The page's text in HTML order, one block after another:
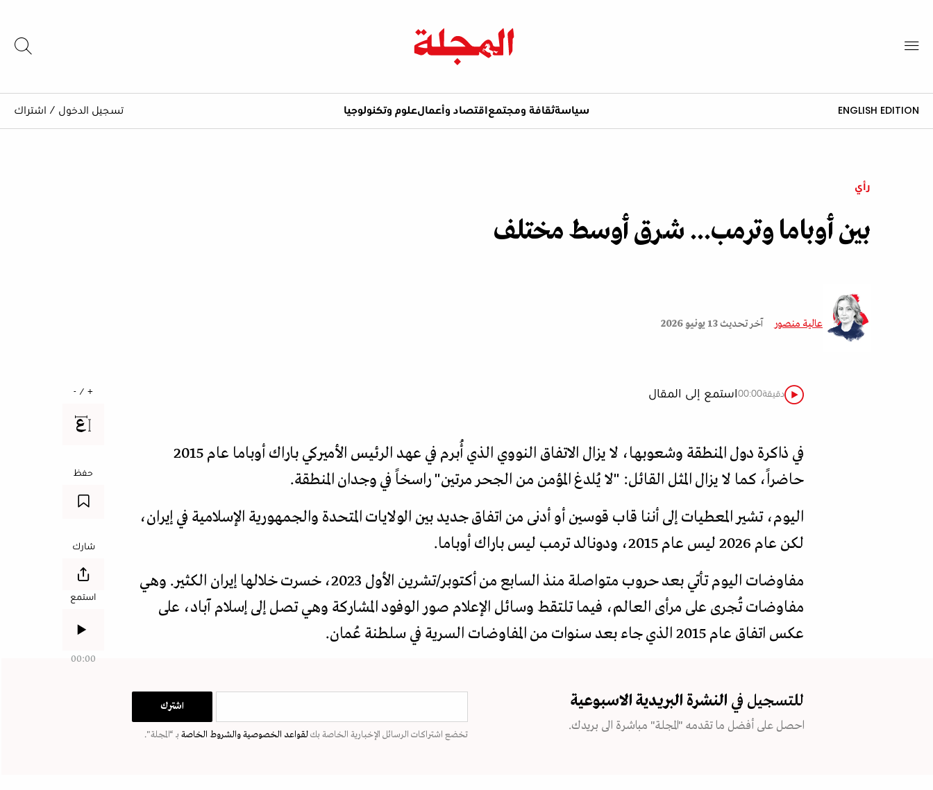
ENGLISH EDITION سياسةثقافة ومجتمع اقتصاد وأعمالعلوم وتكنولوجيا تسجيل الدخول / اشتراك
رأي
بين أوباما وترمب... شرق أوسط مختلف
عالية منصور آخر تحديث 13 يونيو 2026
استمع إلى المقال00:00دقيقة
في ذاكرة دول المنطقة وشعوبها، لا يزال الاتفاق النووي الذي أُبرم في عهد الرئيس الأميركي باراك أوباما عام 2015
حاضراً، كما لا يزال المثل القائل: "لا يُلدغ المؤمن من الجحر مرتين" راسخاً في وجدان المنطقة.
اليوم، تشير المعطيات إلى أننا قاب قوسين أو أدنى من اتفاق جديد بين الولايات المتحدة والجمهورية الإسلامية في إيران،
لكن عام 2026 ليس عام 2015، ودونالد ترمب ليس باراك أوباما.
مفاوضات اليوم تأتي بعد حروب متواصلة منذ السابع من أكتوبر/تشرين الأول 2023، خسرت خلالها إيران الكثير. وهي
مفاوضات تُجرى على مرأى العالم، فيما تلتقط وسائل الإعلام صور الوفود المشاركة وهي تصل إلى إسلام آباد، على
عكس اتفاق عام 2015 الذي جاء بعد سنوات من المفاوضات السرية في سلطنة عُمان.
للتسجيل في النشرة البريدية الاسبوعية
احصل على أفضل ما تقدمه "المجلة" مباشرة الى بريدك.
تخضع اشتراكات الرسائل الإخبارية الخاصة بكلقواعد الخصوصيةوالشروط الخاصة بـ “المجلة".
+ / -
حفظ
شارك
استمع
00:00